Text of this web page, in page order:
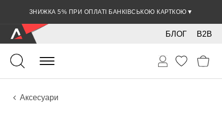
ЗНИЖКА 5% ПРИ ОПЛАТІ БАНКІВСЬКОЮ КАРТКОЮ ▼
B2B
БЛОГ
Гітари
Акустичні інструменти
Аксесуари